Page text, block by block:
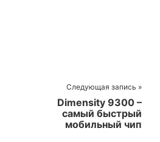
Следующая запись »
Dimensity 9300 –
самый быстрый
мобильный чип